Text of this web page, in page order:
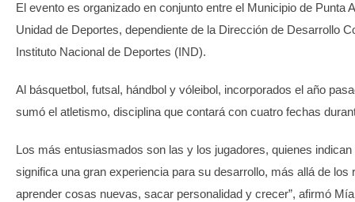
El evento es organizado en conjunto entre el Municipio de Punta
Unidad de Deportes, dependiente de la Dirección de Desarrollo
Instituto Nacional de Deportes (IND).
Al básquetbol, futsal, hándbol y vóleibol, incorporados el año
sumó el atletismo, disciplina que contará con cuatro fechas
Los más entusiasmados son las y los jugadores, quienes indican
significa una gran experiencia para su desarrollo, más allá de los
aprender cosas nuevas, sacar personalidad y crecer”, afirmó